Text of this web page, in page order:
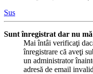
Sus
Sunt înregistrat dar nu
Mai întâi verificaţi
înregistrare că aveţi
un administrator
adresă de email